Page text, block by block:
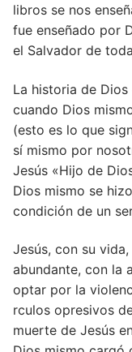
libros se nos
fue enseñado por
el Salvador de
La historia de
cuando Dios
(esto es lo que
sí­ mismo por
Jesús «Hijo de
Dios mismo se
condición de un
Jesús, con su
abundante, con la
optar por la
rculos opresivos
muerte de Jesús